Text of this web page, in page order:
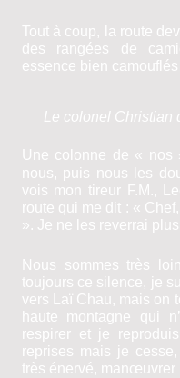
Tout à coup, la route
des rangées de
essence bien
Le colonel Christian
Une colonne de « nos
nous, puis nous les
vois mon tireur F.M.,
route qui me dit : «
». Je ne les reverrai
Nous sommes très
toujours ce silence, je
vers Laï Chau, mais on
haute montagne qui
respirer et je
reprises mais je
très énervé, manœuvrer